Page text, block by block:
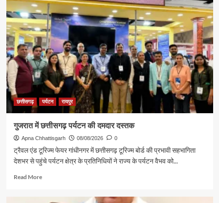
छत्तीसगढ़ पर्यटन रायपुर
गुजरात में छत्तीसगढ़ पर्यटन की दमदार दस्तक
Apna Chhattisgarh 08/08/2026 0
ट्रैवल एंड टूरिज्म फेयर गांधीनगर में छत्तीसगढ़ टूरिज्म बोर्ड की प्रभावी सहभागिता
देशभर से पहुंचे पर्यटन क्षेत्र के प्रतिनिधियों ने राज्य के पर्यटन वैभव को...
Read MoreRead